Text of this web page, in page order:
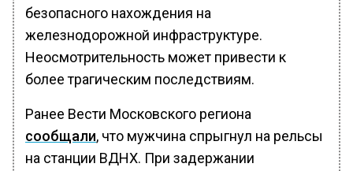
безопасного нахождения на
железнодорожной инфраструктуре.
Неосмотрительность может привести к
более трагическим последствиям.
Ранее Вести Московского региона
сообщали, что мужчина спрыгнул на рельсы
на станции ВДНХ. При задержании